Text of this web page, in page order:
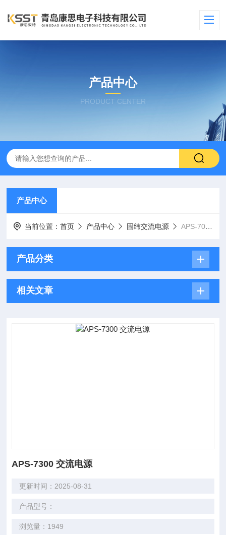
产品中心
PRODUCT CENTER
产品中心
当前位置：首页 产品中心 固纬交流电源 APS-7000系列交流电源
产品分类
相关文章
APS-7300 交流电源
更新时间：2025-08-31
产品型号：
浏览量：1949